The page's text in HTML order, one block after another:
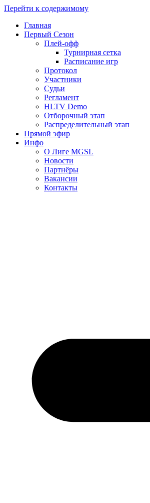
Перейти к содержимому
Главная
Первый Сезон
Плей-офф
Турнирная сетка
Расписание игр
Протокол
Участники
Судьи
Регламент
HLTV Demo
Отборочный этап
Распределительный этап
Прямой эфир
Инфо
О Лиге MGSL
Новости
Партнёры
Вакансии
Контакты